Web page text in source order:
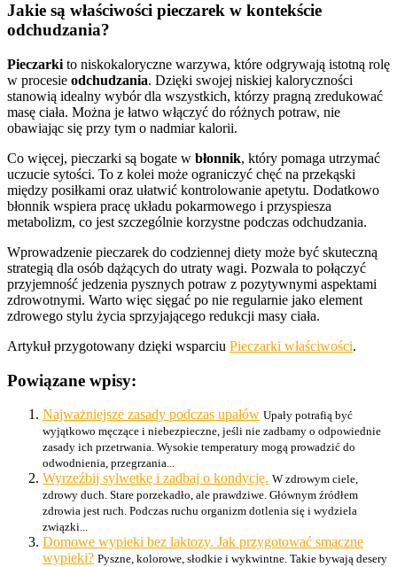
Jakie są właściwości pieczarek w kontekście
odchudzania?
Pieczarki to niskokaloryczne warzywa, które odgrywają istotną rolę
w procesie odchudzania. Dzięki swojej niskiej kaloryczności
stanowią idealny wybór dla wszystkich, którzy pragną zredukować
masę ciała. Można je łatwo włączyć do różnych potraw, nie
obawiając się przy tym o nadmiar kalorii.
Co więcej, pieczarki są bogate w błonnik, który pomaga utrzymać
uczucie sytości. To z kolei może ograniczyć chęć na przekąski
między posiłkami oraz ułatwić kontrolowanie apetytu. Dodatkowo
błonnik wspiera pracę układu pokarmowego i przyspiesza
metabolizm, co jest szczególnie korzystne podczas odchudzania.
Wprowadzenie pieczarek do codziennej diety może być skuteczną
strategią dla osób dążących do utraty wagi. Pozwala to połączyć
przyjemność jedzenia pysznych potraw z pozytywnymi aspektami
zdrowotnymi. Warto więc sięgać po nie regularnie jako element
zdrowego stylu życia sprzyjającego redukcji masy ciała.
Artykuł przygotowany dzięki wsparciu Pieczarki właściwości.
Powiązane wpisy:
Najważniejsze zasady podczas upałów Upały potrafią być
wyjątkowo męczące i niebezpieczne, jeśli nie zadbamy o odpowiednie
zasady ich przetrwania. Wysokie temperatury mogą prowadzić do
odwodnienia, przegrzania...
Wyrzeźbij sylwetkę i zadbaj o kondycję. W zdrowym ciele,
zdrowy duch. Stare porzekadło, ale prawdziwe. Głównym źródłem
zdrowia jest ruch. Podczas ruchu organizm dotlenia się i wydziela
związki...
Domowe wypieki bez laktozy. Jak przygotować smaczne
wypieki? Pyszne, kolorowe, słodkie i wykwintne. Takie bywają desery